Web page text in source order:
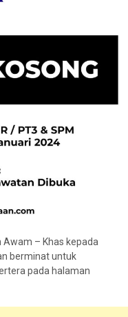
– Khas kepada
berminat untuk
pada halaman